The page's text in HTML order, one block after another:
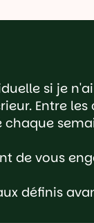
si je
Entre
de vous
définis